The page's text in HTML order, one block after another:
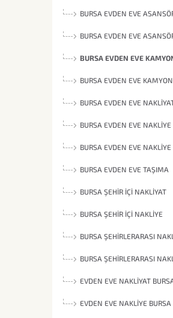
BURSA EVDEN EVE
BURSA EVDEN EVE
BURSA EVDEN EVE
BURSA EVDEN EVE
BURSA EVDEN EVE
BURSA EVDEN EVE NAKLIYE
BURSA EVDEN EVE NAKLIYE
BURSA EVDEN EVE TAŞIMA
BURSA ŞEHIR İÇI NAKLIYAT
BURSA ŞEHIR İÇI NAKLIYE
BURSA ŞEHIRLERARASI
BURSA ŞEHIRLERARASI
EVDEN EVE NAKLIYAT
EVDEN EVE NAKLIYE BURSA